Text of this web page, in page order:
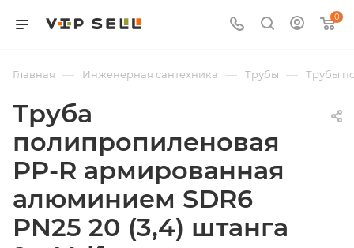
0
Главная — Инженерная сантехника — Трубы — Трубы
Труба
полипропиленовая
PP-R армированная
алюминием SDR6
PN25 20 (3,4) штанга